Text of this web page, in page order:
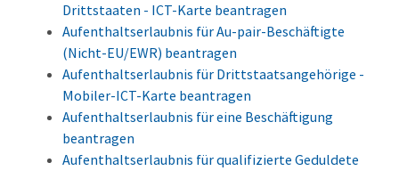
Drittstaaten - ICT-Karte beantragen
Aufenthaltserlaubnis für Au-pair-Beschäftigte
(Nicht-EU/EWR) beantragen
Aufenthaltserlaubnis für Drittstaatsangehörige -
Mobiler-ICT-Karte beantragen
Aufenthaltserlaubnis für eine Beschäftigung
beantragen
Aufenthaltserlaubnis für qualifizierte Geduldete